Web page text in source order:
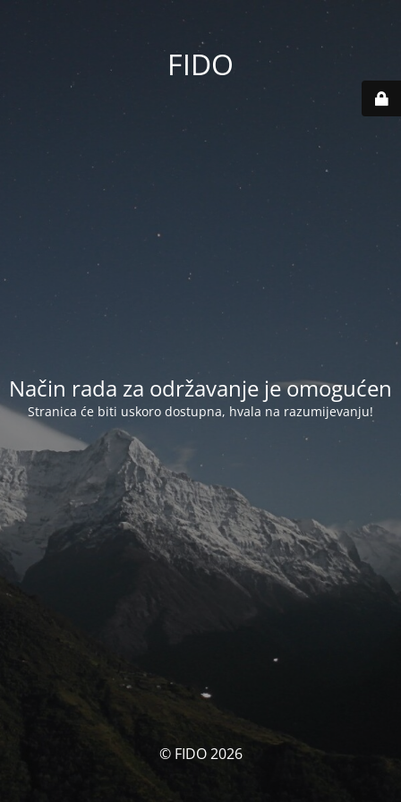
FIDO
Način rada za održavanje je omogućen
Stranica će biti uskoro dostupna, hvala na razumijevanju!
© FIDO 2026